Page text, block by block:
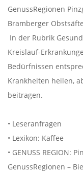
GenussRegionen
Bramberger
In der Rubrik
Kreislauf-
Bedürfnissen
Krankheiten heilen,
beitragen.
• Leseranfragen
• Lexikon: Kaffee
• GENUSS REGION:
GenussRegionen –